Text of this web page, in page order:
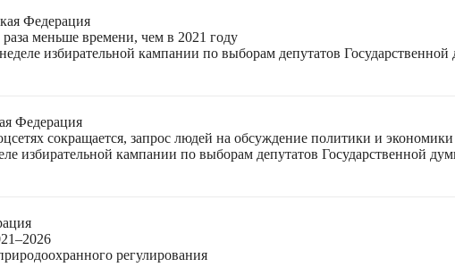
Федерация
меньше времени, чем в 2021 году
избирательной кампании по выборам депутатов
Федерация
сокращается, запрос людей на обсуждение политики и экономики
избирательной кампании по выборам депутатов Государственной
регулирования